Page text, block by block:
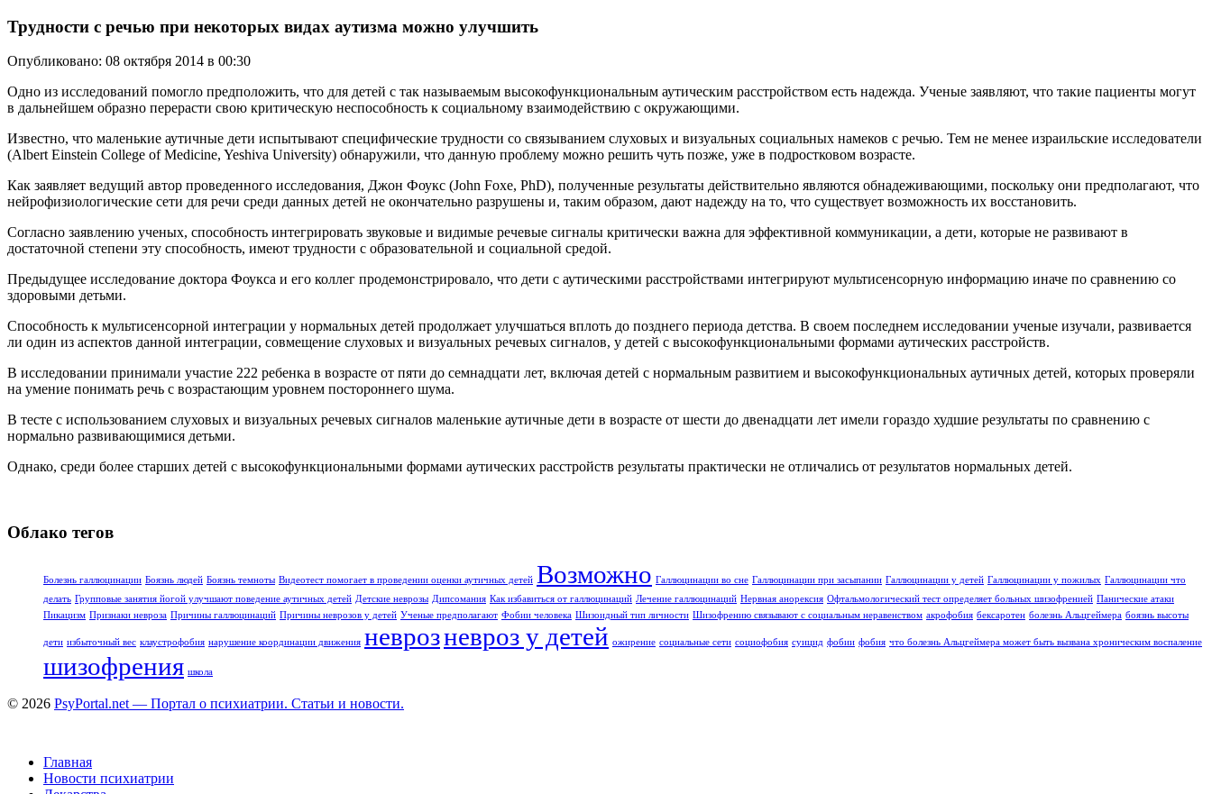
Трудности с речью при некоторых видах аутизма можно улучшить
Опубликовано: 08 октября 2014 в 00:30
Одно из исследований помогло предположить, что для детей с так называемым высокофункциональным аутическим расстройством есть надежда. Ученые заявляют, что такие пациенты могут
в дальнейшем образно перерасти свою критическую неспособность к социальному взаимодействию с окружающими.
Известно, что маленькие аутичные дети испытывают специфические трудности со связыванием слуховых и визуальных социальных намеков с речью. Тем не менее израильские исследователи
(Albert Einstein College of Medicine, Yeshiva University) обнаружили, что данную проблему можно решить чуть позже, уже в подростковом возрасте.
Как заявляет ведущий автор проведенного исследования, Джон Фоукс (John Foxe, PhD), полученные результаты действительно являются обнадеживающими, поскольку они предполагают, что
нейрофизиологические сети для речи среди данных детей не окончательно разрушены и, таким образом, дают надежду на то, что существует возможность их восстановить.
Согласно заявлению ученых, способность интегрировать звуковые и видимые речевые сигналы критически важна для эффективной коммуникации, а дети, которые не развивают в
достаточной степени эту способность, имеют трудности с образовательной и социальной средой.
Предыдущее исследование доктора Фоукса и его коллег продемонстрировало, что дети с аутическими расстройствами интегрируют мультисенсорную информацию иначе по сравнению со
здоровыми детьми.
Способность к мультисенсорной интеграции у нормальных детей продолжает улучшаться вплоть до позднего периода детства. В своем последнем исследовании ученые изучали, развивается
ли один из аспектов данной интеграции, совмещение слуховых и визуальных речевых сигналов, у детей с высокофункциональными формами аутических расстройств.
В исследовании принимали участие 222 ребенка в возрасте от пяти до семнадцати лет, включая детей с нормальным развитием и высокофункциональных аутичных детей, которых проверяли
на умение понимать речь с возрастающим уровнем постороннего шума.
В тесте с использованием слуховых и визуальных речевых сигналов маленькие аутичные дети в возрасте от шести до двенадцати лет имели гораздо худшие результаты по сравнению с
нормально развивающимися детьми.
Однако, среди более старших детей с высокофункциональными формами аутических расстройств результаты практически не отличались от результатов нормальных детей.
Облако тегов
Болезнь галлюцинации Боязнь людей Боязнь темноты Видеотест помогает в проведении оценки аутичных детей Возможно Галлюцинации во сне Галлюцинации при засыпании Галлюцинации у детей Галлюцинации у пожилых Галлюцинации что
делать Групповые занятия йогой улучшают поведение аутичных детей Детские неврозы Дипсомания Как избавиться от галлюцинаций Лечение галлюцинаций Нервная анорексия Офтальмологический тест определяет больных шизофренией Панические атаки
Пикацизм Признаки невроза Причины галлюцинаций Причины неврозов у детей Ученые предполагают Фобии человека Шизоидный тип личности Шизофрению связывают с социальным неравенством акрофобия бексаротен болезнь Альцгеймера боязнь высоты
дети избыточный вес клаустрофобия нарушение координации движения неврозневроз у детей ожирение социальные сети социофобия суицид фобии фобия что болезнь Альцгеймера может быть вызвана хроническим воспаление
шизофрения школа
© 2026 PsyPortal.net — Портал о психиатрии. Статьи и новости.
Главная
Новости психиатрии